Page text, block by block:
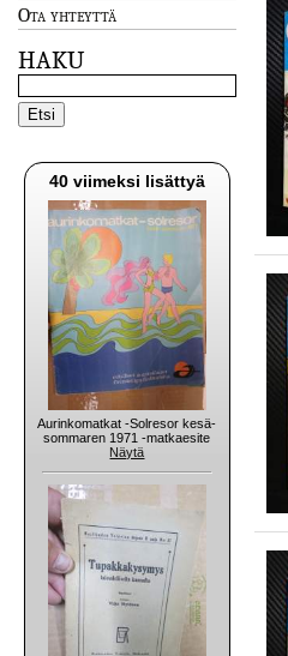
Ota yhteyttä
HAKU
40 viimeksi lisättyä
Aurinkomatkat -Solresor kesä-
sommaren 1971 -matkaesite
Näytä